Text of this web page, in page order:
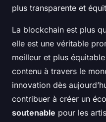
plus transparente et
La blockchain est plus
elle est une véritable
meilleur et plus
contenu à travers le
innovation dès
contribuer à créer un
soutenable pour les